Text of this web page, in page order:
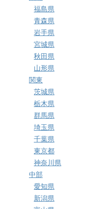
福島県
青森県
岩手県
宮城県
秋田県
山形県
関東
茨城県
栃木県
群馬県
埼玉県
千葉県
東京都
神奈川県
中部
愛知県
新潟県